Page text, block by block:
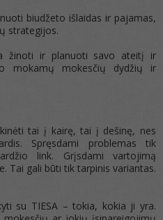
biudžeto išlaidas ir pajamas,
strategijos.
žinoti ir planuoti savo ateitį ir
mokamų mokesčių dydžių ir
tai į kairę, tai į dešinę, nes
Spręsdami problemas tik
link. Grįsdami vartojimą
Tai gali būti tik tarpinis variantas.
su TIESA – tokia, kokia ji yra.